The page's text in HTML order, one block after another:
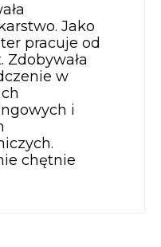
Jako
pracuje od
Zdobywała
w
i
chętnie